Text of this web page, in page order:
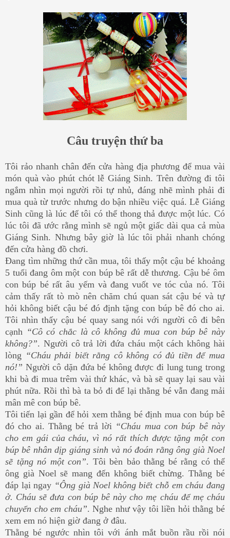
Câu truyện thứ ba
Tôi rảo nhanh chân đến cửa hàng địa phương để mua vài
món quà vào phút chót lễ Giáng Sinh. Trên đường đi tôi
ngắm nhìn mọi người rồi tự nhủ, đáng nhẽ mình phải đi
mua quà từ trước nhưng do bận nhiều việc quá. Lễ Giáng
Sinh cũng là lúc để tôi có thể thong thả được một lúc. Có
lúc tôi đã ước rằng mình sẽ ngủ một giấc dài qua cả mùa
Giáng Sinh. Nhưng bây giờ là lúc tôi phải nhanh chóng
đến cửa hàng đồ chơi.
Ðang tìm những thứ cần mua, tôi thấy một cậu bé khoảng
5 tuổi đang ôm một con búp bê rất dễ thương. Cậu bé ôm
con búp bé rất âu yếm và đang vuốt ve tóc của nó. Tôi
cảm thấy rất tò mò nên chăm chú quan sát cậu bé và tự
hỏi không biết cậu bé đó định tặng con búp bê đó cho ai.
Tôi nhìn thấy cậu bé quay sang nói với người cô đi bên
cạnh “Cô có chắc là cô không đủ mua con búp bê này
không?”. Người cô trả lời đứa cháu một cách không hài
lòng “Cháu phải biết rằng cô không có đủ tiền để mua
nó!” Người cô dặn đứa bé không được đi lung tung trong
khi bà đi mua trêm vài thứ khác, và bà sẽ quay lại sau vài
phút nữa. Rồi thì bà ta bỏ đi để lại thằng bé vẫn đang mải
mân mê con búp bê.
Tôi tiến lại gần để hỏi xem thằng bé định mua con búp bê
đó cho ai. Thằng bé trả lời “Cháu mua con búp bê này
cho em gái của cháu, vì nó rất thích được tặng một con
búp bê nhân dịp giáng sinh và nó đoán rằng ông già Noel
sẽ tặng nó một con”. Tôi bèn bảo thằng bé rằng có thể
ông già Noel sẽ mang đến không biết chừng. Thằng bé
đáp lại ngay “Ông già Noel không biết chỗ em cháu đang
ở. Cháu sẽ đưa con búp bê này cho mẹ cháu để mẹ cháu
chuyển cho em cháu”. Nghe như vậy tôi liền hỏi thằng bé
xem em nó hiện giờ đang ở đâu.
Thằng bé ngước nhìn tôi với ánh mắt buồn rầu rồi nói